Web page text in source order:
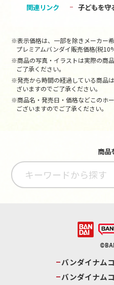
関連リンク
子どもを守
※表示価格は、一部を除きメーカー
プレミアムバンダイ販売価格(税
※商品の写真・イラストは実際の商
ご了承ください。
※発売から時間の経過している商品
ざいますのでご了承ください。
※商品名・発売日・価格などこのホ
ございますのでご了承ください。
商品
バンダイナム
バンダイナム